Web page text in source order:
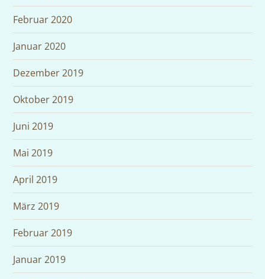
Februar 2020
Januar 2020
Dezember 2019
Oktober 2019
Juni 2019
Mai 2019
April 2019
März 2019
Februar 2019
Januar 2019